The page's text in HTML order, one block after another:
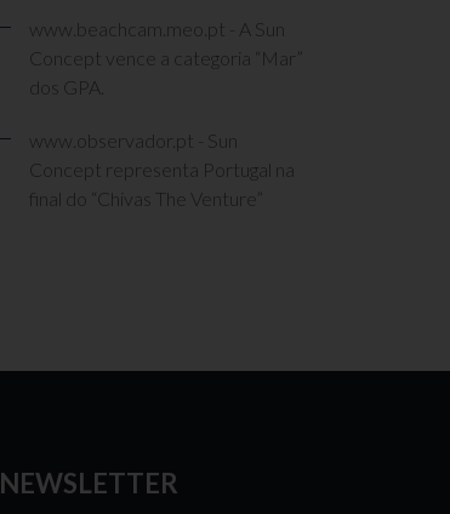
www.beachcam.meo.pt - A Sun
Concept vence a categoria “Mar”
dos GPA.
www.observador.pt - Sun
Concept representa Portugal na
final do “Chivas The Venture”
NEWSLETTER